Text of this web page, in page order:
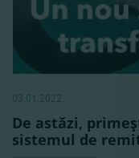
03.01.2022
De astăzi,
sistemul de